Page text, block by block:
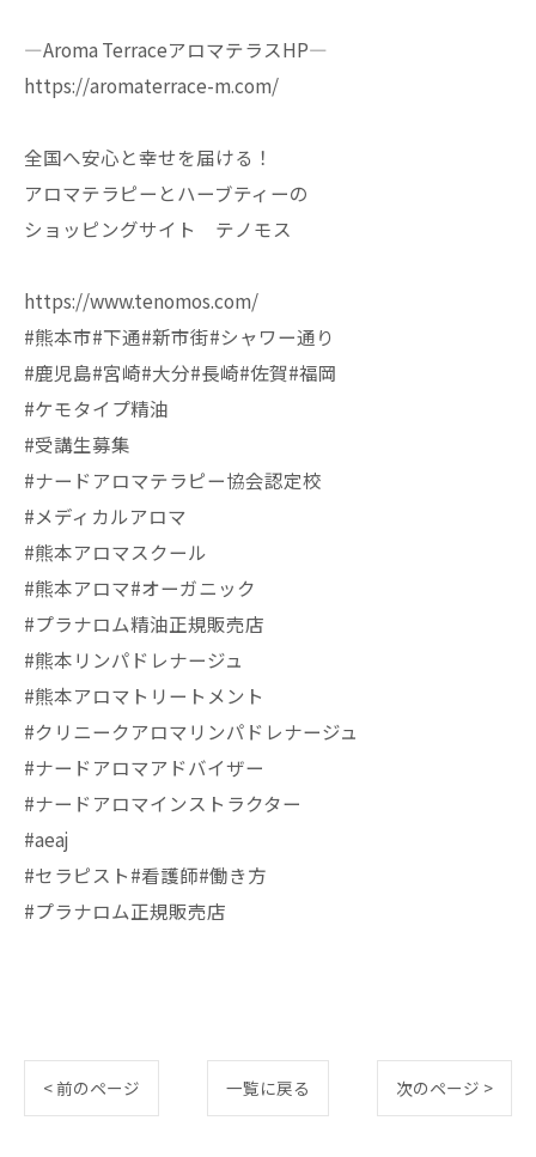
—Aroma TerraceアロマテラスHP—
https://aromaterrace-m.com/
全国へ安心と幸せを届ける！
アロマテラピーとハーブティーの
ショッピングサイト テノモス
https://www.tenomos.com/
#熊本市#下通#新市街#シャワー通り
#鹿児島#宮崎#大分#長崎#佐賀#福岡
#ケモタイプ精油
#受講生募集
#ナードアロマテラピー協会認定校
#メディカルアロマ
#熊本アロマスクール
#熊本アロマ#オーガニック
#プラナロム精油正規販売店
#熊本リンパドレナージュ
#熊本アロマトリートメント
#クリニークアロマリンパドレナージュ
#ナードアロマアドバイザー
#ナードアロマインストラクター
#aeaj
#セラピスト#看護師#働き方
#プラナロム正規販売店
< 前のページ 一覧に戻る 次のページ >